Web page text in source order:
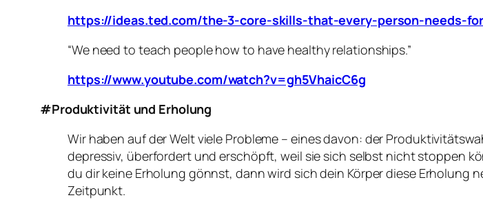
https://ideas.ted.com/the-3-core-skills-that-every-person-needs-
“We need to teach people how to have healthy relationships.”
https://www.youtube.com/watch?v=gh5VhaicC6g
#Produktivität und Erholung
Wir haben auf der Welt viele Probleme – eines davon: der
depressiv, überfordert und erschöpft, weil sie sich selbst nicht stoppen
du dir keine Erholung gönnst, dann wird sich dein Körper diese Erholung
Zeitpunkt.